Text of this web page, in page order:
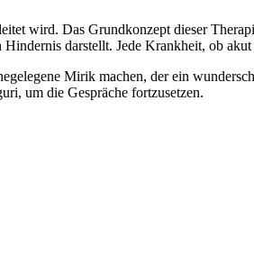
wird. Das Grundkonzept dieser
darstellt. Jede Krankheit, ob
Mirik machen, der ein
um die Gespräche fortzusetzen.